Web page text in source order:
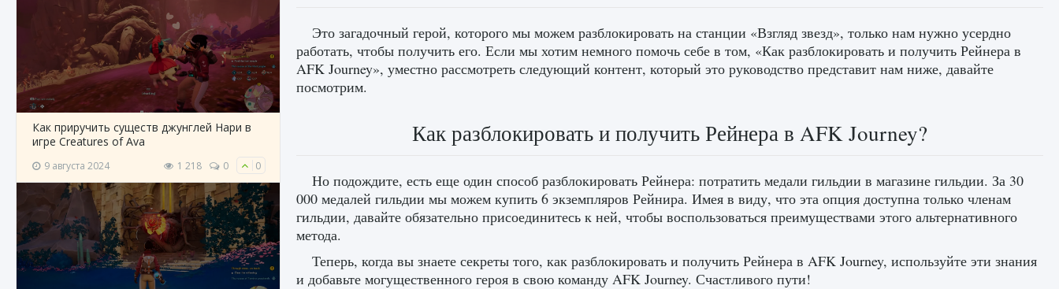
Как приручить существ джунглей Нари в
игре Creatures of Ava
9 августа 2024 1 218 0 0
Это загадочный герой, которого мы можем разблокировать на станции «Взгляд звезд», только нам нужно усердно
работать, чтобы получить его. Если мы хотим немного помочь себе в том, «Как разблокировать и получить Рейнера в
AFK Journey», уместно рассмотреть следующий контент, который это руководство представит нам ниже, давайте
посмотрим.
Как разблокировать и получить Рейнера в AFK Journey?
Но подождите, есть еще один способ разблокировать Рейнера: потратить медали гильдии в магазине гильдии. За 30
000 медалей гильдии мы можем купить 6 экземпляров Рейнира. Имея в виду, что эта опция доступна только членам
гильдии, давайте обязательно присоединитесь к ней, чтобы воспользоваться преимуществами этого альтернативного
метода.
Теперь, когда вы знаете секреты того, как разблокировать и получить Рейнера в AFK Journey, используйте эти знания
и добавьте могущественного героя в свою команду AFK Journey. Счастливого пути!